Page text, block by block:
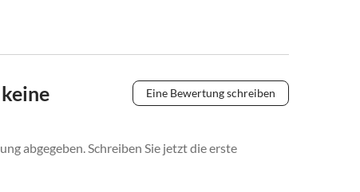
Eine Bewertung schreiben
abgegeben. Schreiben Sie jetzt die erste